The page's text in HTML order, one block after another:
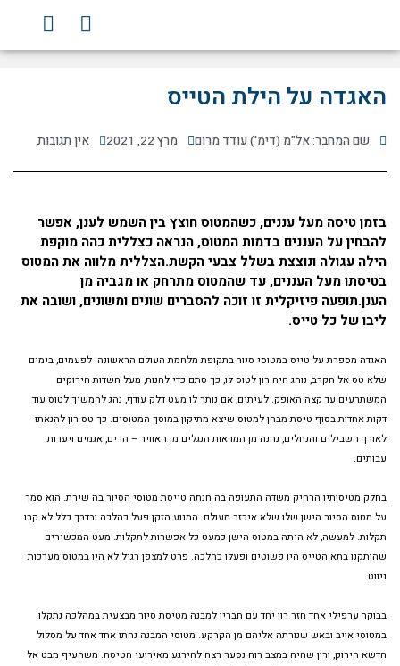
F
a
c
o
k
Y
o
u
e
האגדה על הילת הטייס
שם המחבר: אל"מ (דימ') עודד מרום מרץ 22, 2021 אין תגובות
בזמן טיסה מעל עננים, כשהמטוס חוצץ בין השמש לענן, אפשר
להבחין על העננים בדמות המטוס, הנראה כצללית כהה מוקפת
הילה עגולה ונוצצת בשלל צבעי הקשת.הצללית מלווה את המטוס
בטיסתו מעל העננים, עד שהמטוס מתרחק או מגביה מן
הענן.תופעה פיזיקלית זו זוכה להסברים שונים ומשונים, ושובה את
ליבו של כל טייס.
האגדה מספרת על טייס במטוסי סיור בתקופת מלחמת העולם הראשונה. לפעמים, בימים
שלא טס אל הקרב, נוהג היה רון לטוס לו, כך סתם כדי להנות, מעל השדות הירוקים
המשתרעים עד קצה האופק. לעיתים, אם נותר לו מעט דלק עודף, נהג להמשיך לטוס עוד
דקות אחדות בסוף טיסת מבחן למטוס שיצא מתיקון במוסך המטוסים. כך טס רון להנאתו
לאורך השבילים והנחלים, נהנה מן המראות הנגלים מן האוויר – הרים, אגמים ויערות
עבותים.
בחלק מטיסותיו הרחיק משדה התעופה בה חנתה טייסת מטוסי הסיור בה שירת. הוא סמך
על מטוס הסיור הישן שלו שלא איכזב מעולם. המנוע הזקן פעל כהלכה ובדרך כלל לא קרו
תקלות. למעשה, לא היתה במטוס הישן כמעט כל אפשרות לתקלות. מעט המכשירים
שהותקנו בתא הטייס היו פשוטים ופעלו כהלכה. פרט למצפן רגיל לא היו במטוס מערכות
ניווט.
בבוקר ערפילי אחד חזר רון יחד עם חבריו למבנה מטיסת סיור מבצעית במהלכה נתקלו
במטוסי אויב ובאש שנורתה אליהם מן הקרקע. מטוסי המבנה נחתו אחד אחד על מסלול
הדשא הירוק, ורון שהיה במצב רוח נסער רצה להירגע מאירועי הטיסה. משהעיף מבט אל